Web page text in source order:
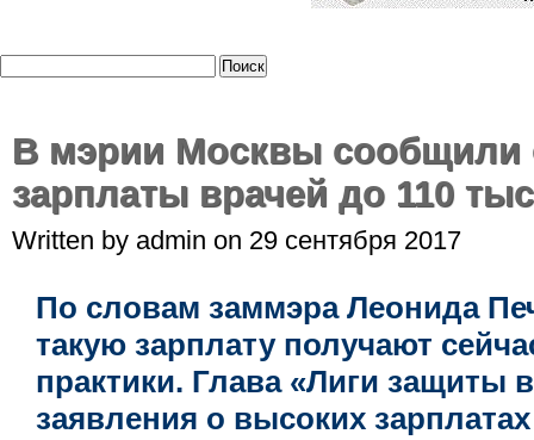
В мэрии Москвы сообщили
зарплаты врачей до 110
Written by admin on 29 сентября 2017
По словам заммэра Леонида
такую зарплату получают
практики. Глава «Лиги защиты
заявления о высоких